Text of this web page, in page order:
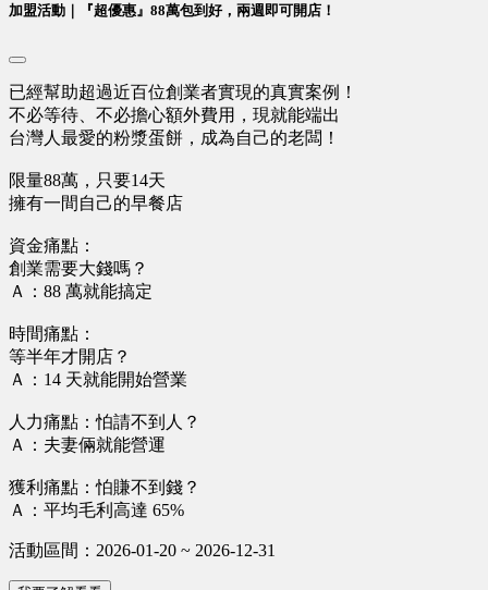
加盟活動｜『超優惠』88萬包到好，兩週即可開店！
已經幫助超過近百位創業者實現的真實案例！
不必等待、不必擔心額外費用，現就能端出⠀
台灣人最愛的粉漿蛋餅，成為自己的老闆！
限量88萬，只要14天
擁有一間自己的早餐店 ⠀
資金痛點：
創業需要大錢嗎？
Ａ：88 萬就能搞定
時間痛點：
等半年才開店？
Ａ：14 天就能開始營業
人力痛點：怕請不到人？
Ａ：夫妻倆就能營運
獲利痛點：怕賺不到錢？
Ａ：平均毛利高達 65%
活動區間：2026-01-20 ~ 2026-12-31